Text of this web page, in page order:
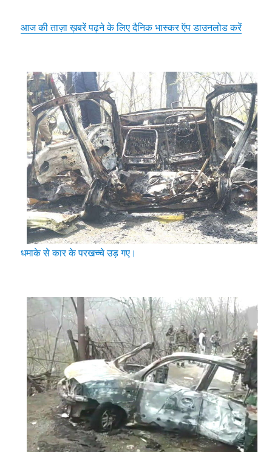
आज की ताज़ा ख़बरें पढ़ने के लिए दैनिक भास्कर ऍप डाउनलोड करें
धमाके से कार के परखच्चे उड़ गए।